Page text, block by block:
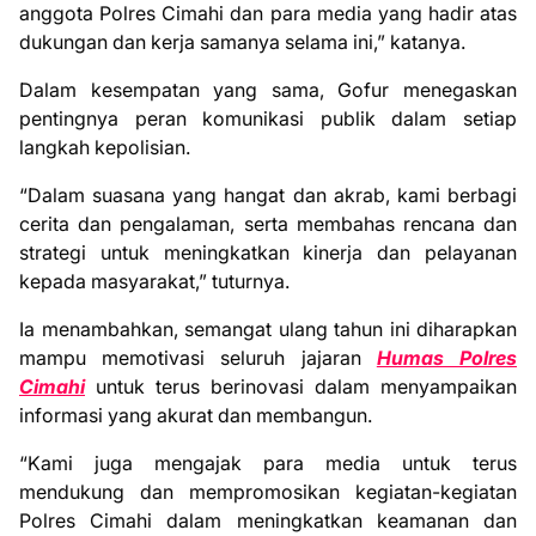
anggota Polres Cimahi dan para media yang hadir atas
dukungan dan kerja samanya selama ini,” katanya.
Dalam kesempatan yang sama, Gofur menegaskan
pentingnya peran komunikasi publik dalam setiap
langkah kepolisian.
“Dalam suasana yang hangat dan akrab, kami berbagi
cerita dan pengalaman, serta membahas rencana dan
strategi untuk meningkatkan kinerja dan pelayanan
kepada masyarakat,” tuturnya.
Ia menambahkan, semangat ulang tahun ini diharapkan
mampu memotivasi seluruh jajaran Humas Polres
Cimahiuntuk terus berinovasi dalam menyampaikan
informasi yang akurat dan membangun.
“Kami juga mengajak para media untuk terus
mendukung dan mempromosikan kegiatan-kegiatan
Polres Cimahi dalam meningkatkan keamanan dan